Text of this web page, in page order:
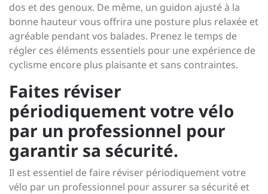
dos et des genoux. De même, un guidon ajusté à la
bonne hauteur vous offrira une posture plus relaxée et
agréable pendant vos balades. Prenez le temps de
régler ces éléments essentiels pour une expérience de
cyclisme encore plus plaisante et sans contraintes.
Faites réviser
périodiquement votre vélo
par un professionnel pour
garantir sa sécurité.
Il est essentiel de faire réviser périodiquement votre
vélo par un professionnel pour assurer sa sécurité et